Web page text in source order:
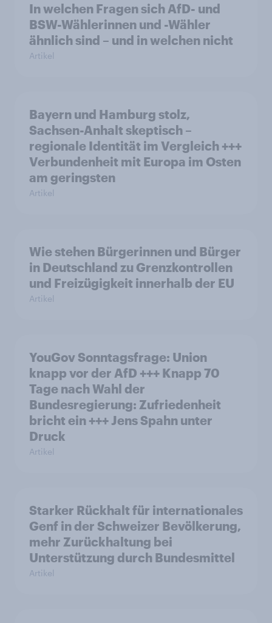
In welchen Fragen sich AfD- und
BSW-Wählerinnen und -Wähler
ähnlich sind – und in welchen nicht
Artikel
Bayern und Hamburg stolz,
Sachsen-Anhalt skeptisch –
regionale Identität im Vergleich +++
Verbundenheit mit Europa im Osten
am geringsten
Artikel
Wie stehen Bürgerinnen und Bürger
in Deutschland zu Grenzkontrollen
und Freizügigkeit innerhalb der EU
Artikel
YouGov Sonntagsfrage: Union
knapp vor der AfD +++ Knapp 70
Tage nach Wahl der
Bundesregierung: Zufriedenheit
bricht ein +++ Jens Spahn unter
Druck
Artikel
Starker Rückhalt für internationales
Genf in der Schweizer Bevölkerung,
mehr Zurückhaltung bei
Unterstützung durch Bundesmittel
Artikel